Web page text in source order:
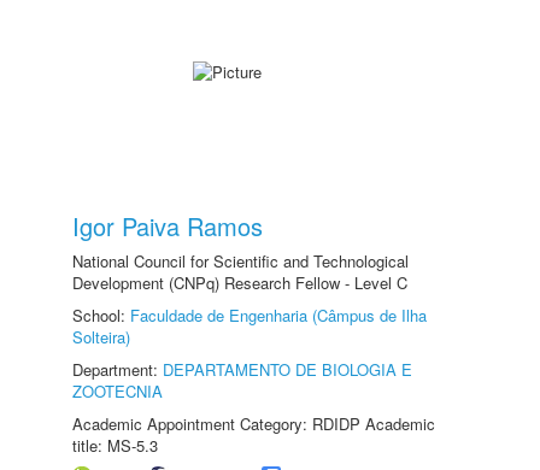
Igor Paiva Ramos
National Council for Scientific and Technological
Development (CNPq) Research Fellow - Level C
School: Faculdade de Engenharia (Câmpus de Ilha
Solteira)
Department: DEPARTAMENTO DE BIOLOGIA E
ZOOTECNIA
Academic Appointment Category: RDIDP Academic
title: MS-5.3